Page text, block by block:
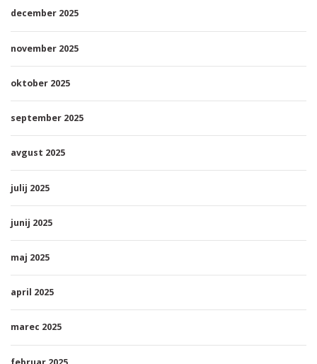
december 2025
november 2025
oktober 2025
september 2025
avgust 2025
julij 2025
junij 2025
maj 2025
april 2025
marec 2025